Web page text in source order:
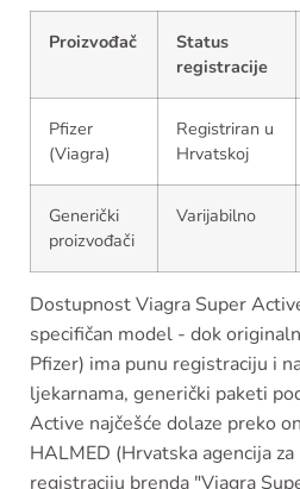
Proizvođač
Status
registracije
Pfizer
(Viagra)
Registriran u
Hrvatskoj
Generički
proizvođači
Varijabilno
Dostupnost Viagra Super
specifičan model - dok
Pfizer) ima punu registraciju i
ljekarnama, generički paketi
Active najčešće dolaze preko
HALMED (Hrvatska agencija
registraciju brenda "Viagra